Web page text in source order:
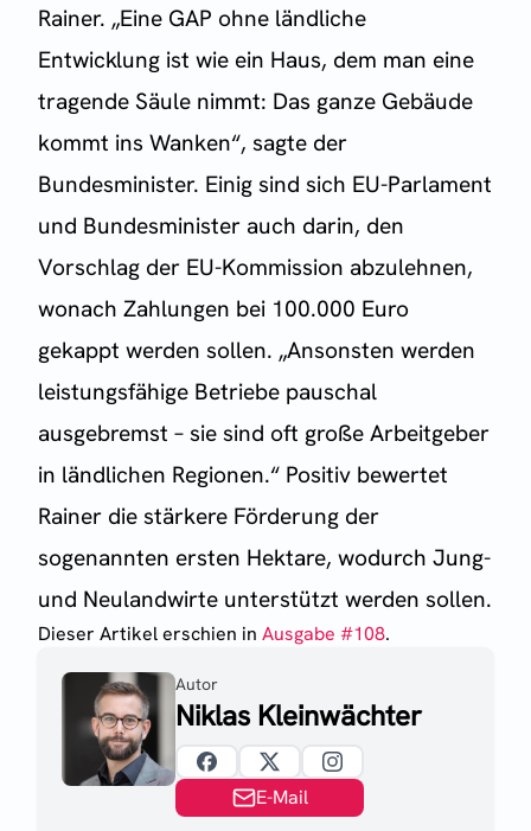
Rainer. „Eine GAP ohne ländliche
Entwicklung ist wie ein Haus, dem man eine
tragende Säule nimmt: Das ganze Gebäude
kommt ins Wanken“, sagte der
Bundesminister. Einig sind sich EU-Parlament
und Bundesminister auch darin, den
Vorschlag der EU-Kommission abzulehnen,
wonach Zahlungen bei 100.000 Euro
gekappt werden sollen. „Ansonsten werden
leistungsfähige Betriebe pauschal
ausgebremst – sie sind oft große Arbeitgeber
in ländlichen Regionen.“ Positiv bewertet
Rainer die stärkere Förderung der
sogenannten ersten Hektare, wodurch Jung-
und Neulandwirte unterstützt werden sollen.
Dieser Artikel erschien in Ausgabe #108.
Autor
Niklas Kleinwächter
E-Mail